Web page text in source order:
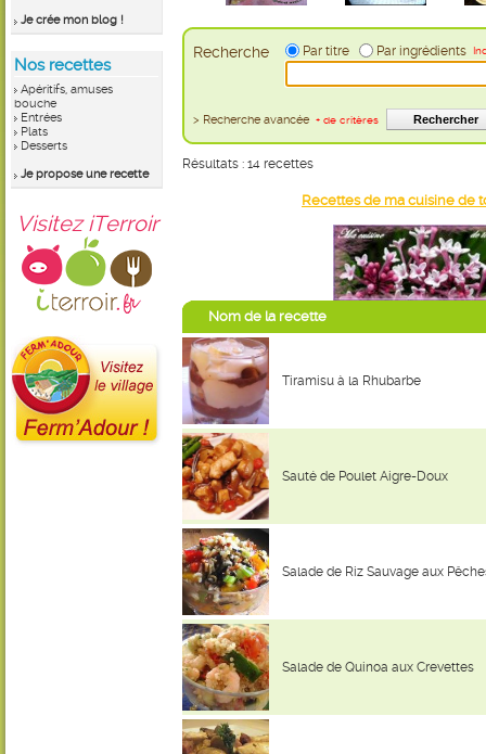
Je crée mon blog !
Nos recettes
Apéritifs, amuses
bouche
Entrées
Plats
Desserts
Je propose une recette
Visitez iTerroir
Recherche Par titre Par ingrédients
> Recherche avancée + de critères
Résultats : 14 recettes
Recettes de ma cuisine de
Nom de la recette
Tiramisu à la Rhubarbe
Sauté de Poulet Aigre-Doux
Salade de Riz Sauvage aux
Salade de Quinoa aux Crevettes